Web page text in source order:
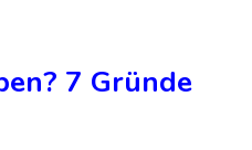
7 Gründe